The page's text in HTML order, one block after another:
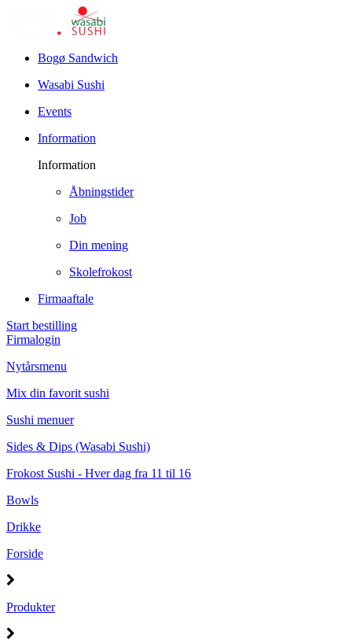
Bogø Sandwich
Wasabi Sushi
Events
Information
Information
Åbningstider
Job
Din mening
Skolefrokost
Firmaaftale
Start bestilling
Firmalogin
Nytårsmenu
Mix din favorit sushi
Sushi menuer
Sides & Dips (Wasabi Sushi)
Frokost Sushi - Hver dag fra 11 til 16
Bowls
Drikke
Forside
Produkter